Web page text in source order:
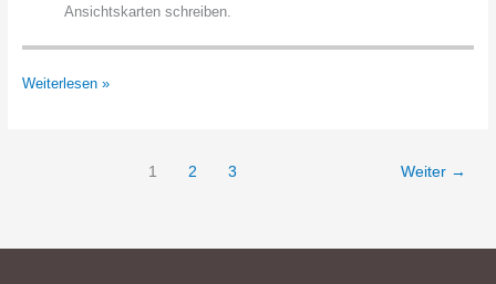
Ansichtskarten schreiben.
Bahlum
Weiterlesen »
1 2 3 Weiter →